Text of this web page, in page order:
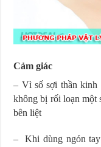
Cảm giác
– Vì số sợi thần kinh
không bị rối loạn một
bên liệt
– Khi dùng ngón